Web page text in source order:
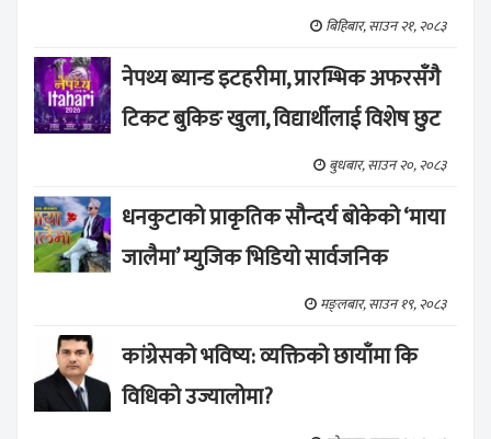
बिहिबार, साउन २१, २०८३
नेपथ्य ब्यान्ड इटहरीमा, प्रारम्भिक अफरसँगै
टिकट बुकिङ खुला, विद्यार्थीलाई विशेष छुट
बुधबार, साउन २०, २०८३
धनकुटाको प्राकृतिक सौन्दर्य बोकेको ‘माया
जालैमा’ म्युजिक भिडियो सार्वजनिक
मङ्लबार, साउन १९, २०८३
कांग्रेसको भविष्य: व्यक्तिको छायाँमा कि
विधिको उज्यालोमा?